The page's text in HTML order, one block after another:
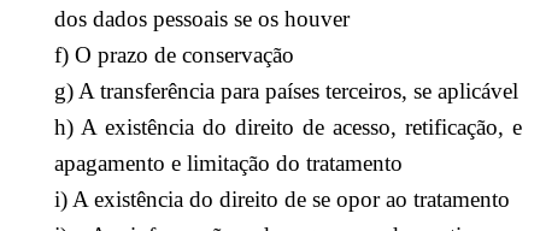
dos dados pessoais se os houver
f) O prazo de conservação
g) A transferência para países terceiros, se aplicável
h) A existência do direito de acesso, retificação, e
apagamento e limitação do tratamento
i) A existência do direito de se opor ao tratamento